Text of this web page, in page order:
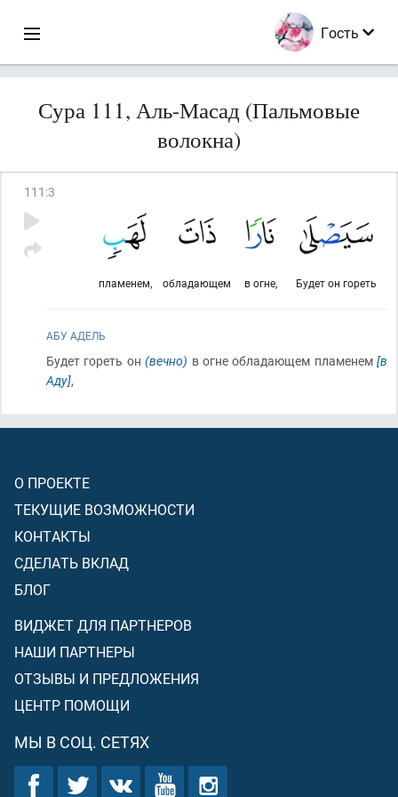
Гость
Сура 111, Аль-Масад (Пальмовые
волокна)
111 :3
Будет он гореть
в огне,
обладающем
пламенем,
АБУ АДЕЛЬ
Будет гореть он(вечно) в огне обладающем пламенем [в
Аду],
О ПРОЕКТЕ
ТЕКУЩИЕ ВОЗМОЖНОСТИ
КОНТАКТЫ
СДЕЛАТЬ ВКЛАД
БЛОГ
ВИДЖЕТ ДЛЯ ПАРТНЕРОВ
НАШИ ПАРТНЕРЫ
ОТЗЫВЫ И ПРЕДЛОЖЕНИЯ
ЦЕНТР ПОМОЩИ
МЫ В СОЦ. СЕТЯХ